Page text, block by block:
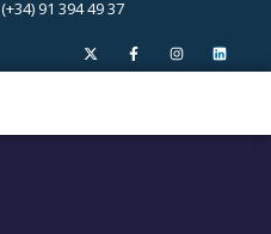
(+34) 91 394 49 37